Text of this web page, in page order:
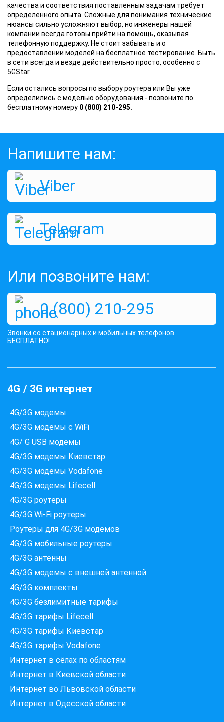
качества и соответствия поставленным задачам требует
определенного опыта. Сложные для понимания технические
нюансы сильно усложняют выбор, но инженеры нашей
компании всегда готовы прийти на помощь, оказывая
телефонную поддержку. Не стоит забывать и о
предоставлении моделей на бесплатное тестирование. Быть
в сети всегда и везде действительно просто, особенно с
5GStar.
Если остались вопросы по выбору роутера или Вы уже
определились с моделью оборудования - позвоните по
бесплатному номеру 0 (800) 210-295.
Напишите нам:
Viber
Telegram
Или позвоните нам:
0 (800) 210-295
Звонки со стационарных и мобильных телефонов
БЕСПЛАТНО!
4G / 3G интернет
4G/3G модемы
4G/3G модемы с WiFi
4G/ G USB модемы
4G/3G модемы Киевстар
4G/3G модемы Vodafone
4G/3G модемы Lifecell
4G/3G роутеры
4G/3G Wi-Fi роутеры
Роутеры для 4G/3G модемов
4G/3G мобильные роутеры
4G/3G антенны
4G/3G модемы c внешней антенной
4G/3G комплекты
4G/3G безлимитные тарифы
4G/3G тарифы Lifecell
4G/3G тарифы Киевстар
4G/3G тарифы Vodafone
Интернет в сёлах по областям
Интернет в Киевской области
Интернет во Львовской области
Интернет в Одесской области
Які провайдери працюють
за вашою адресою?
Перевірте доступність інтернету за 30 секунд
375+ провайдерів в базі
Введіть вашу адресу
Місто, вулиця та номер будинку